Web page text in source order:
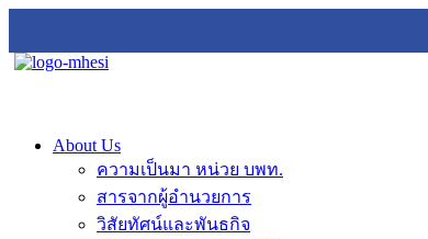
About Us
ความเป็นมา หน่วย บพท.
สารจากผู้อำนวยการ
วิสัยทัศน์และพันธกิจ